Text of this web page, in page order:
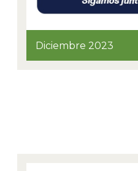
Diciembre 2023